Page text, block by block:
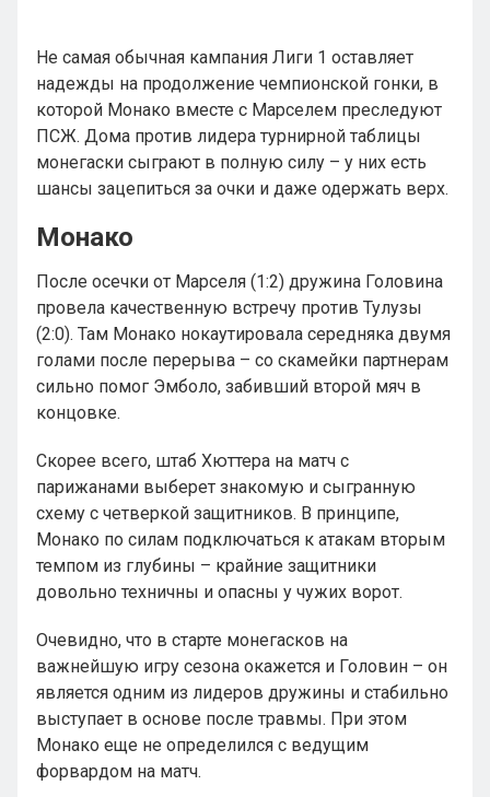
Не самая обычная кампания Лиги 1 оставляет
надежды на продолжение чемпионской гонки, в
которой Монако вместе с Марселем преследуют
ПСЖ. Дома против лидера турнирной таблицы
монегаски сыграют в полную силу – у них есть
шансы зацепиться за очки и даже одержать верх.
Монако
После осечки от Марселя (1:2) дружина Головина
провела качественную встречу против Тулузы
(2:0). Там Монако нокаутировала середняка двумя
голами после перерыва – со скамейки партнерам
сильно помог Эмболо, забивший второй мяч в
концовке.
Скорее всего, штаб Хюттера на матч с
парижанами выберет знакомую и сыгранную
схему с четверкой защитников. В принципе,
Монако по силам подключаться к атакам вторым
темпом из глубины – крайние защитники
довольно техничны и опасны у чужих ворот.
Очевидно, что в старте монегасков на
важнейшую игру сезона окажется и Головин – он
является одним из лидеров дружины и стабильно
выступает в основе после травмы. При этом
Монако еще не определился с ведущим
форвардом на матч.